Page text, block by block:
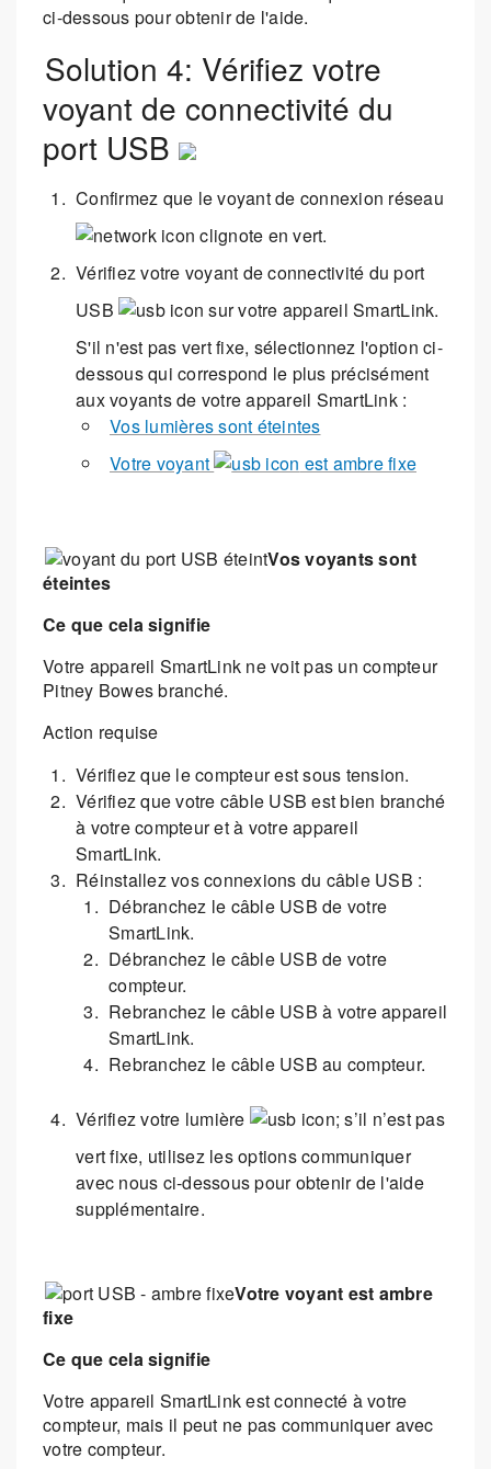
ci-dessous pour obtenir de l'aide.
Solution 4: Vérifiez votre
voyant de connectivité du
port USB
Confirmez que le voyant de connexion réseau
clignote en vert.
Vérifiez votre voyant de connectivité du port
USB
sur votre appareil SmartLink.
S'il n'est pas vert fixe, sélectionnez l'option ci-
dessous qui correspond le plus précisément
aux voyants de votre appareil SmartLink :
Vos lumières sont éteintes
Votre voyant
est ambre fixe
Vos voyants sont
éteintes
Ce que cela signifie
Votre appareil SmartLink ne voit pas un compteur
Pitney Bowes branché.
Action requise
Vérifiez que le compteur est sous tension.
Vérifiez que votre câble USB est bien branché
à votre compteur et à votre appareil
SmartLink.
Réinstallez vos connexions du câble USB :
Débranchez le câble USB de votre
SmartLink.
Débranchez le câble USB de votre
compteur.
Rebranchez le câble USB à votre appareil
SmartLink.
Rebranchez le câble USB au compteur.
Vérifiez votre lumière
; s’il n’est pas
vert fixe, utilisez les options communiquer
avec nous ci-dessous pour obtenir de l'aide
supplémentaire.
Votre voyant est ambre
fixe
Ce que cela signifie
Votre appareil SmartLink est connecté à votre
compteur, mais il peut ne pas communiquer avec
votre compteur.